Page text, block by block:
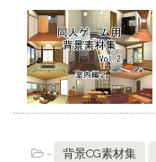
- 背景CG素材集